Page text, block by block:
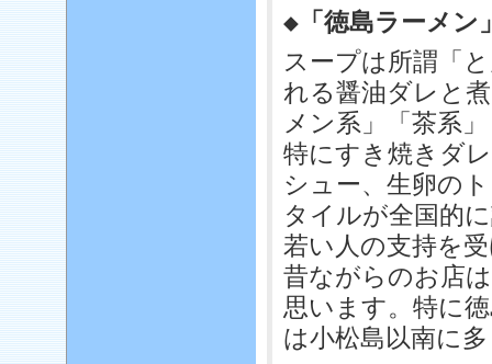
◆「徳島ラーメン
スープは所謂「
れる醤油ダレと
メン系」「茶系
特にすき焼きダ
シュー、生卵の
タイルが全国的
若い人の支持を
昔ながらのお店
思います。特に
は小松島以南に